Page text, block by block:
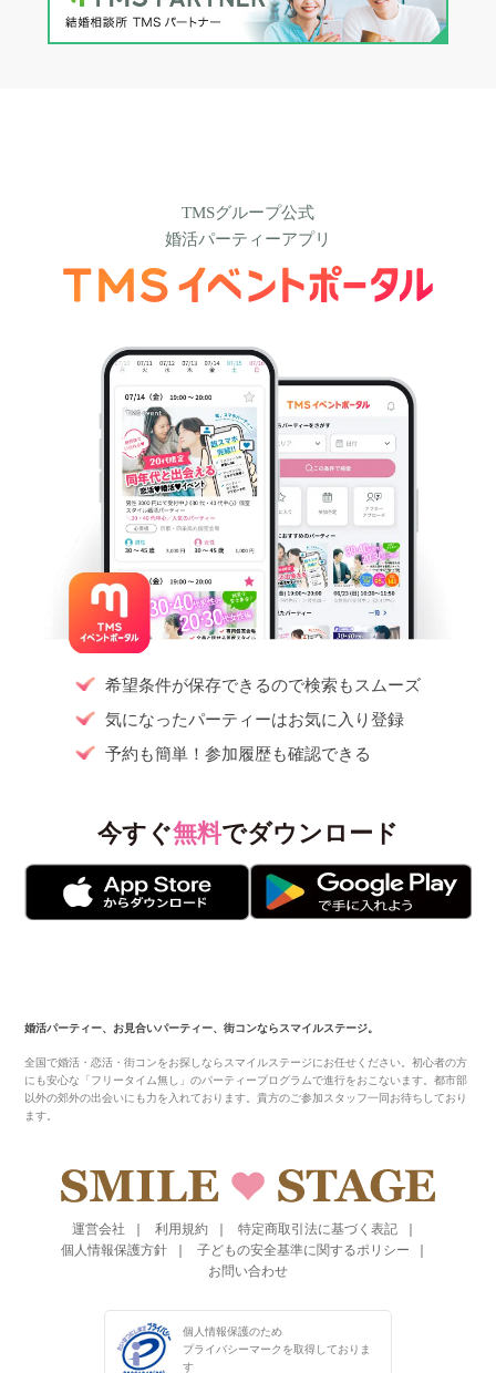
TMSグループ公式
婚活パーティーアプリ
希望条件が保存できるので検索もスムーズ
気になったパーティーはお気に入り登録
予約も簡単！参加履歴も確認できる
今すぐ無料でダウンロード
婚活パーティー、お見合いパーティー、街コンならスマイルステージ。
全国で婚活・恋活・街コンをお探しならスマイルステージにお任せください。初心者の方
にも安心な「フリータイム無し」のパーティープログラムで進行をおこないます。都市部
以外の郊外の出会いにも力を入れております。貴方のご参加スタッフ一同お待ちしており
ます。
運営会社 利用規約
特定商取引法に基づく表記
個人情報保護方針
子どもの安全基準に関するポリシー
お問い合わせ
個人情報保護のため
プライバシーマークを取得しておりま
す